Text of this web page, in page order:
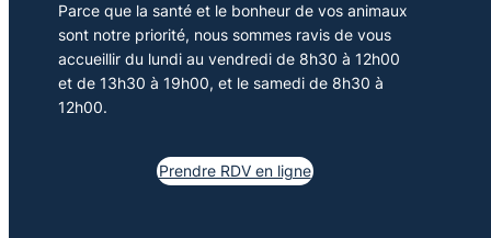
Parce que la santé et le bonheur de vos animaux
sont notre priorité, nous sommes ravis de vous
accueillir du lundi au vendredi de 8h30 à 12h00
et de 13h30 à 19h00, et le samedi de 8h30 à
12h00.
Prendre RDV en ligne